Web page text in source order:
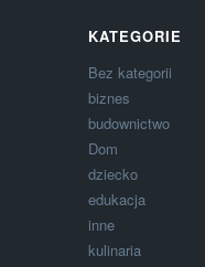
KATEGORIE
Bez kategorii
biznes
budownictwo
Dom
dziecko
edukacja
inne
kulinaria